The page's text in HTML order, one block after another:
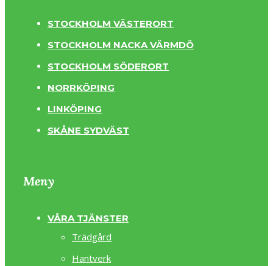
STOCKHOLM VÄSTERORT
STOCKHOLM NACKA VÄRMDÖ
STOCKHOLM SÖDERORT
NORRKÖPING
LINKÖPING
SKÅNE SYDVÄST
Meny
VÅRA TJÄNSTER
Trädgård
Hantverk